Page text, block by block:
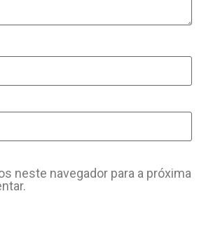
neste navegador para a próxima